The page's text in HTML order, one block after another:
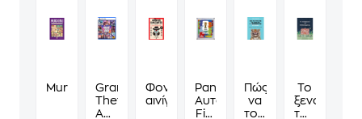
MurdokuGrand
Theft
Auto
Φονικά
αινίγματα
Panini
Αυτοκόλλητα
Fifa
Πώς
να
τους
Το
ξενοδοχείο
των